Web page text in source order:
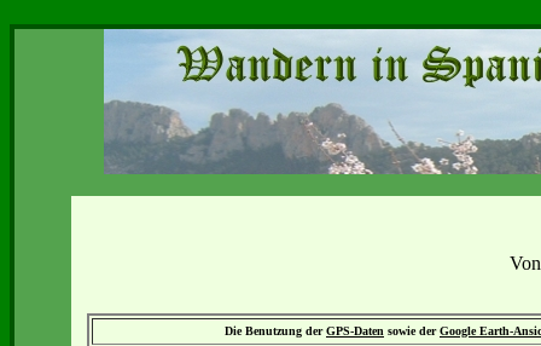
Die Benutzung derGPS-Daten sowie derGoogle Earth-